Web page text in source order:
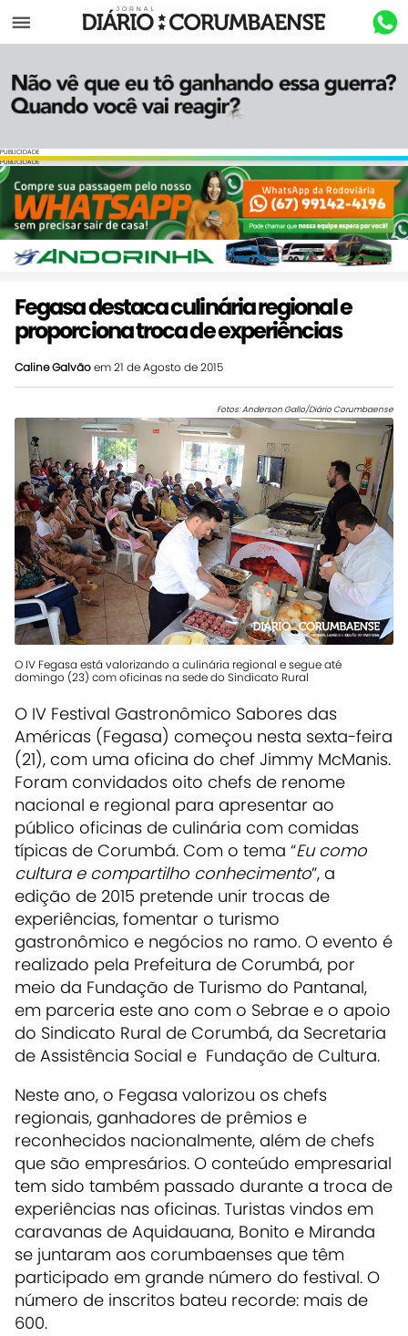
Menu
PUBLICIDADE
PUBLICIDADE
Fegasa destaca culinária regional e
proporciona troca de experiências
Caline Galvãoem 21 de Agosto de 2015
Fotos: Anderson Gallo/Diário Corumbaense
O IV Fegasa está valorizando a culinária regional e segue até
domingo (23) com oficinas na sede do Sindicato Rural
O IV Festival Gastronômico Sabores das
Américas (Fegasa) começou nesta sexta-feira
(21), com uma oficina do chef Jimmy McManis.
Foram convidados oito chefs de renome
nacional e regional para apresentar ao
público oficinas de culinária com comidas
típicas de Corumbá. Com o tema “Eu como
cultura e compartilho conhecimento”, a
edição de 2015 pretende unir trocas de
experiências, fomentar o turismo
gastronômico e negócios no ramo. O evento é
realizado pela Prefeitura de Corumbá, por
meio da Fundação de Turismo do Pantanal,
em parceria este ano com o Sebrae e o apoio
do Sindicato Rural de Corumbá, da Secretaria
de Assistência Social e Fundação de Cultura.
Neste ano, o Fegasa valorizou os chefs
regionais, ganhadores de prêmios e
reconhecidos nacionalmente, além de chefs
que são empresários. O conteúdo empresarial
tem sido também passado durante a troca de
experiências nas oficinas. Turistas vindos em
caravanas de Aquidauana, Bonito e Miranda
se juntaram aos corumbaenses que têm
participado em grande número do festival. O
número de inscritos bateu recorde: mais de
600.